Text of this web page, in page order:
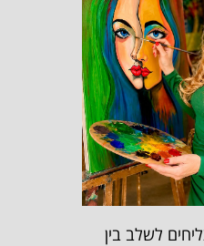
לשלב בין